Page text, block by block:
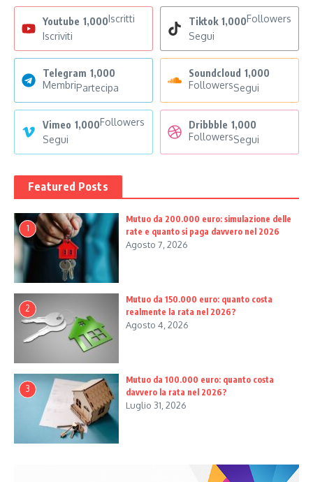
Youtube 1,000Iscritti
Iscriviti
Tiktok 1,000Followers
Segui
Telegram 1,000
MembriPartecipa
Soundcloud 1,000
FollowersSegui
Vimeo 1,000Followers
Segui
Dribbble 1,000
FollowersSegui
Featured Posts
1
Mutuo da 200.000 euro: simulazione delle
rate e quanto si paga davvero nel 2026
Agosto 7, 2026
2
Mutuo da 150.000 euro: quanto costa
realmente la rata nel 2026?
Agosto 4, 2026
3
Mutuo da 100.000 euro: quanto costa
davvero la rata nel 2026?
Luglio 31, 2026